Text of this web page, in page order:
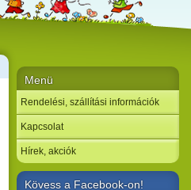
Menü
Rendelési, szállítási információk
Kapcsolat
Hírek, akciók
Kövess a Facebook-on!